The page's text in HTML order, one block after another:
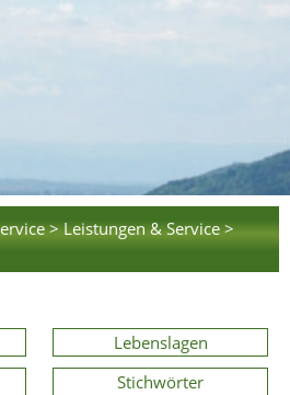
> Leistungen & Service >
Lebenslagen
Stichwörter